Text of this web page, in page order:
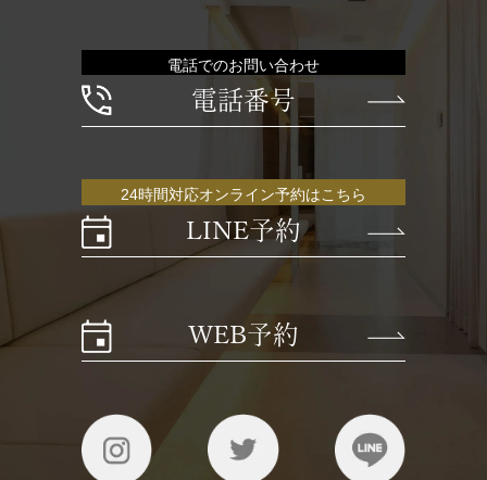
電話でのお問い合わせ
電話番号
24時間対応オンライン予約はこちら
LINE予約
WEB予約